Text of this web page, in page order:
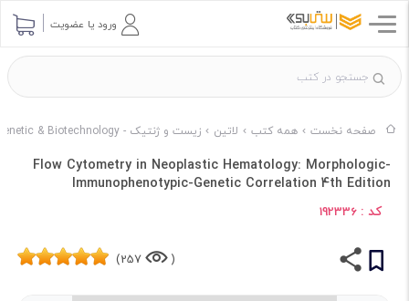
ورود یا عضویت
صفحه نخست همه کتب لاتین زیست و ژنتیک - Genetic & Biotechnology
Flow Cytometry in Neoplastic Hematology: Morphologic-
Immunophenotypic-Genetic Correlation 4th Edition
کد : 192336
(
257)